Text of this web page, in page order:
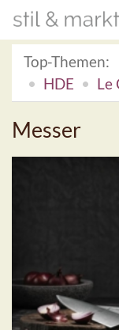
Top-Themen:
HDE
Le
Messer